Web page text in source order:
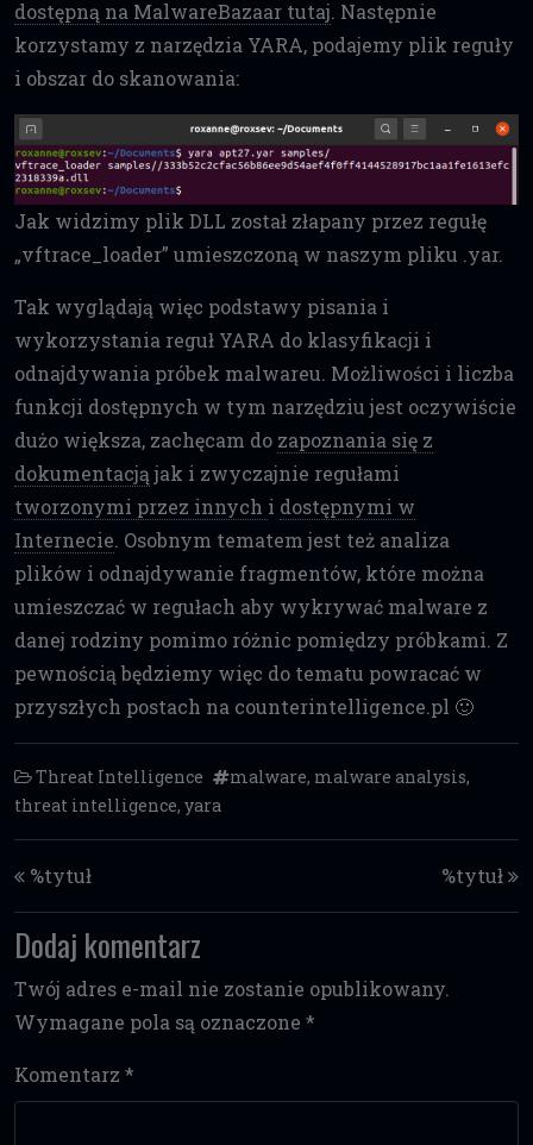
dostępną na MalwareBazaar tutaj. Następnie
korzystamy z narzędzia YARA, podajemy plik reguły
i obszar do skanowania:
Jak widzimy plik DLL został złapany przez regułę
„vftrace_loader” umieszczoną w naszym pliku .yar.
Tak wyglądają więc podstawy pisania i
wykorzystania reguł YARA do klasyfikacji i
odnajdywania próbek malwareu. Możliwości i liczba
funkcji dostępnych w tym narzędziu jest oczywiście
dużo większa, zachęcam do zapoznania się z
dokumentacjąjak i zwyczajnie regułami
tworzonymi przez innych i dostępnymi w
Internecie. Osobnym tematem jest też analiza
plików i odnajdywanie fragmentów, które można
umieszczać w regułach aby wykrywać malware z
danej rodziny pomimo różnic pomiędzy próbkami. Z
pewnością będziemy więc do tematu powracać w
przyszłych postach na counterintelligence.pl 🙂
Threat Intelligence malware, malware analysis,
threat intelligence, yara
Nawigacja po wpisach
%tytuł %tytuł
Dodaj komentarz
Twój adres e-mail nie zostanie opublikowany.
Wymagane pola są oznaczone *
Komentarz *